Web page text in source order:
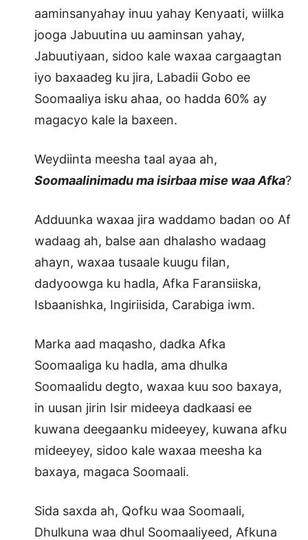
aaminsanyahay inuu yahay Kenyaati, wiilka
jooga Jabuutina uu aaminsan yahay,
Jabuutiyaan, sidoo kale waxaa cargaagtan
iyo baxaadeg ku jira, Labadii Gobo ee
Soomaaliya isku ahaa, oo hadda 60% ay
magacyo kale la baxeen.
Weydiinta meesha taal ayaa ah,
Soomaalinimadu ma isirbaa mise waa Afka?
Adduunka waxaa jira waddamo badan oo Af
wadaag ah, balse aan dhalasho wadaag
ahayn, waxaa tusaale kuugu filan,
dadyoowga ku hadla, Afka Faransiiska,
Isbaanishka, Ingiriisida, Carabiga iwm.
Marka aad maqasho, dadka Afka
Soomaaliga ku hadla, ama dhulka
Soomaalidu degto, waxaa kuu soo baxaya,
in uusan jirin Isir mideeya dadkaasi ee
kuwana deegaanku mideeyey, kuwana afku
mideeyey, sidoo kale waxaa meesha ka
baxaya, magaca Soomaali.
Sida saxda ah, Qofku waa Soomaali,
Dhulkuna waa dhul Soomaaliyeed, Afkuna